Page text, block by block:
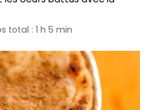
total : 1 h 5 min